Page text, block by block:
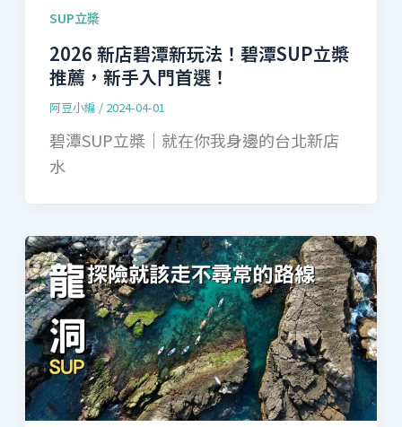
SUP立槳
2026 新店碧潭新玩法！碧潭SUP立槳
推薦，新手入門首選！
阿豆小編 / 2024-04-01
碧潭SUP立槳｜就在你我身邊的台北新店
水